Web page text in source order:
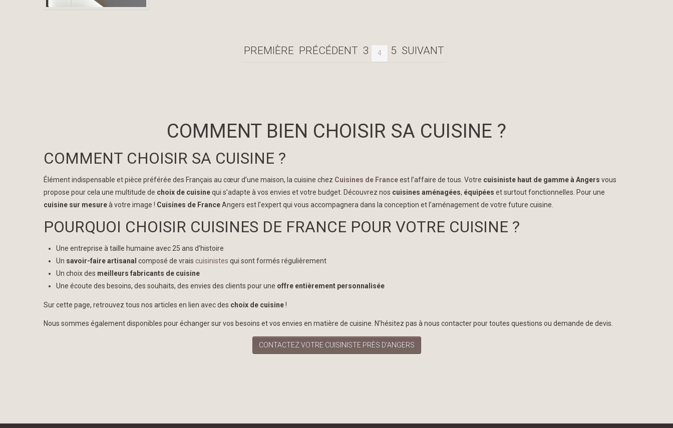
PREMIÈRE PRÉCÉDENT 3 4 5 SUIVANT
COMMENT BIEN CHOISIR SA CUISINE ?
COMMENT CHOISIR SA CUISINE ?
Élément indispensable et pièce préférée des Français au cœur d’une maison, la cuisine chez Cuisines de Franceest l’affaire de tous. Votre cuisiniste haut de gamme à Angers vous
propose pour cela une multitude de choix de cuisinequi s’adapte à vos envies et votre budget. Découvrez nos cuisines aménagées, équipées et surtout fonctionnelles. Pour une
cuisine sur mesureà votre image ! Cuisines de FranceAngers est l’expert qui vous accompagnera dans la conception et l’aménagement de votre future cuisine.
POURQUOI CHOISIR CUISINES DE FRANCE POUR VOTRE CUISINE ?
Une entreprise à taille humaine avec 25 ans d’histoire
Un savoir-faire artisanal composé de vrais cuisinistes qui sont formés régulièrement
Un choix des meilleurs fabricants de cuisine
Une écoute des besoins, des souhaits, des envies des clients pour une offre entièrement personnalisée
Sur cette page, retrouvez tous nos articles en lien avec des choix de cuisine!
Nous sommes également disponibles pour échanger sur vos besoins et vos envies en matière de cuisine. N’hésitez pas à nous contacter pour toutes questions ou demande de devis.
CONTACTEZ VOTRE CUISINISTE PRÈS D'ANGERS